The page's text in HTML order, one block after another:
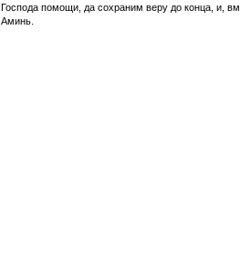
Господа помощи, да сохраним веру до конца, и,
Аминь.